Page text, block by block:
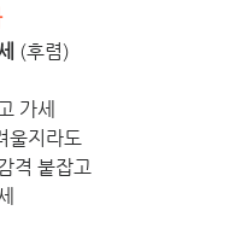
(후렴)
가세
울지라도
격 붙잡고